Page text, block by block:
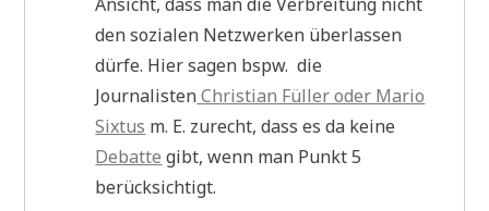
den sozialen Netzwerken überlassen
dürfe. Hier sagen bspw. die
JournalistenChristian Füller oder Mario
Sixtus m. E. zurecht, dass es da keine
Debatte gibt, wenn man Punkt 5
berücksichtigt.